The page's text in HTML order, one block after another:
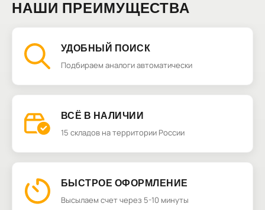
НАШИ ПРЕИМУЩЕСТВА
УДОБНЫЙ ПОИСК
Подбираем аналоги автоматически
ВСЁ В НАЛИЧИИ
15 складов на территории России
БЫСТРОЕ ОФОРМЛЕНИЕ
Высылаем счет через 5-10 минуты